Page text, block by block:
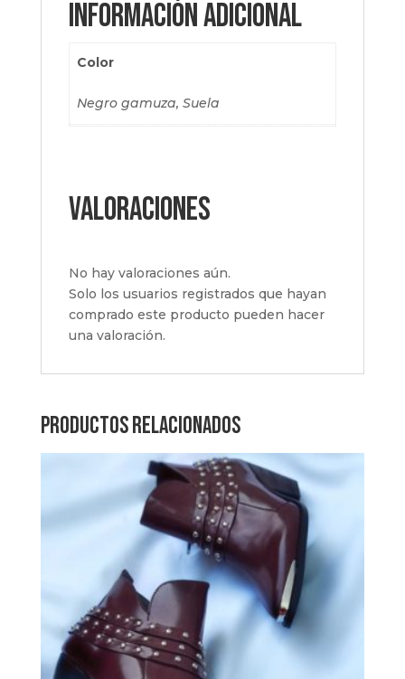
Información adicional
Color
Negro gamuza, Suela
Valoraciones
No hay valoraciones aún.
Solo los usuarios registrados que hayan
comprado este producto pueden hacer
una valoración.
Productos relacionados